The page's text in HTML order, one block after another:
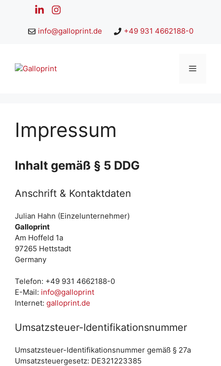
springen
info@galloprint.de +49 931 4662188-0
Menü
Impressum
Inhalt gemäß § 5 DDG
Anschrift & Kontaktdaten
Julian Hahn (Einzelunternehmer)
Galloprint
Am Hoffeld 1a
97265 Hettstadt
Germany
Telefon: +49 931 4662188-0
E-Mail: info@galloprint
Internet: galloprint.de
Umsatzsteuer-Identifikationsnummer
Umsatzsteuer-Identifikationsnummer gemäß § 27a
Umsatzsteuergesetz: DE321223385